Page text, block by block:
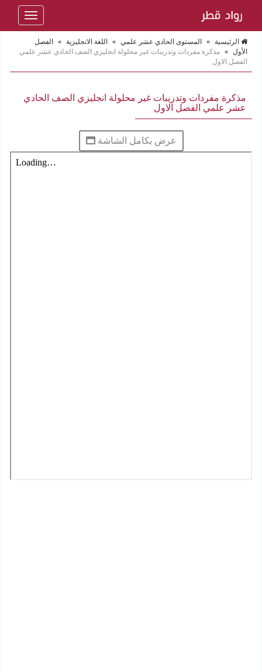
Toggle
الرئيسية » المستوى الحادي عشر علمي » اللغة الانجليزية »
الفصل
الأول » مذكرة مفردات وتدريبات غير محلولة انجليزي الصف الحادي عشر علمي
الفصل الاول
مذكرة مفردات وتدريبات غير محلولة انجليزي الصف الحادي
عشر علمي الفصل الاول
عرض بكامل الشاشة